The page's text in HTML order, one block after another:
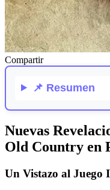
Compartir
📌 Resumen
Nuevas
Old Country en
Un Vistazo al Juego